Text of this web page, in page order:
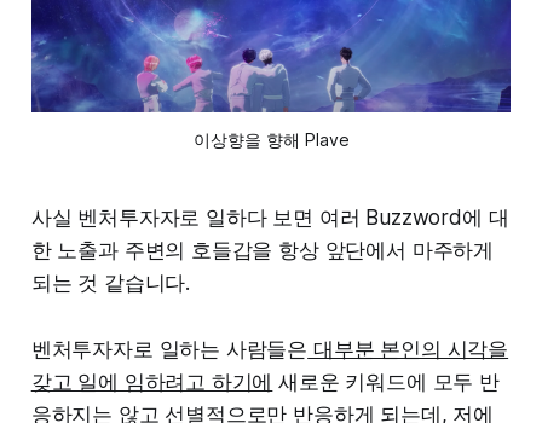
이상향을 향해 Plave
사실 벤처투자자로 일하다 보면 여러 Buzzword에 대
한 노출과 주변의 호들갑을 항상 앞단에서 마주하게
되는 것 같습니다.
벤처투자자로 일하는 사람들은 대부분 본인의 시각을
갖고 일에 임하려고 하기에 새로운 키워드에 모두 반
응하지는 않고 선별적으로만 반응하게 되는데, 저에